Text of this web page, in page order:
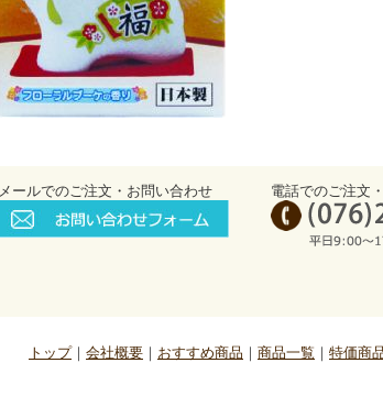
メールでのご注文・お問い合わせ 電話でのご注文
トップ 会社概要 おすすめ商品 商品一覧 特価商